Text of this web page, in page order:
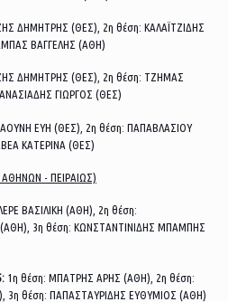
ΔΗΜΗΤΡΗΣ (ΘΕΣ), 2η θέση: ΚΑΛΑΪΤΖΙΔΗΣ
ΒΑΓΓΕΛΗΣ (ΑΘΗ)
ΔΗΜΗΤΡΗΣ (ΘΕΣ), 2η θέση: ΤΖΗΜΑΣ
ΓΙΩΡΓΟΣ (ΘΕΣ)
ΕΥΗ (ΘΕΣ), 2η θέση: ΠΑΠΑΒΛΑΣΙΟΥ
ΚΑΤΕΡΙΝΑ (ΘΕΣ)
- ΠΕΙΡΑΙΩΣ)
ΒΑΣΙΛΙΚΗ (ΑΘΗ), 2η θέση:
3η θέση: ΚΩΝΣΤΑΝΤΙΝΙΔΗΣ ΜΠΑΜΠΗΣ
1η θέση: ΜΠΑΤΡΗΣ ΑΡΗΣ (ΑΘΗ), 2η θέση:
3η θέση: ΠΑΠΑΣΤΑΥΡΙΔΗΣ ΕΥΘΥΜΙΟΣ (ΑΘΗ)